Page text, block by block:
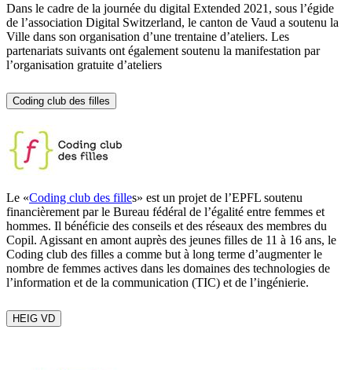
Dans le cadre de la journée du digital Extended 2021, sous l’égide
de l’association Digital Switzerland, le canton de Vaud a soutenu la
Ville dans son organisation d’une trentaine d’ateliers. Les
partenariats suivants ont également soutenu la manifestation par
l’organisation gratuite d’ateliers
Coding club des filles
Le «Coding club des filles» est un projet de l’EPFL soutenu
financièrement par le Bureau fédéral de l’égalité entre femmes et
hommes. Il bénéficie des conseils et des réseaux des membres du
Copil. Agissant en amont auprès des jeunes filles de 11 à 16 ans, le
Coding club des filles a comme but à long terme d’augmenter le
nombre de femmes actives dans les domaines des technologies de
l’information et de la communication (TIC) et de l’ingénierie.
HEIG VD